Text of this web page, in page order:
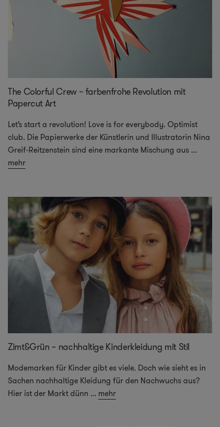
The Colorful Crew – farbenfrohe Revolution mit
Papercut Art
Let’s start a revolution! Love is for everybody. Optimist
club. Die Papierwerke der Künstlerin und Illustratorin Nina
Greif-Reitzenstein sind eine markante Mischung aus ...
mehr
Zimt&Grün – nachhaltige Kinderkleidung mit Stil
Modemarken für Kinder gibt es viele. Doch wie sieht es in
Sachen nachhaltige Kleidung für den Nachwuchs aus?
Hier ist der Markt dünn ... mehr